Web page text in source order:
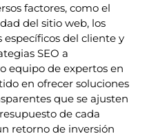
factores, como el
del sitio web, los
del cliente y
SEO a
equipo de expertos en
en ofrecer soluciones
que se ajusten
de cada
retorno de inversión